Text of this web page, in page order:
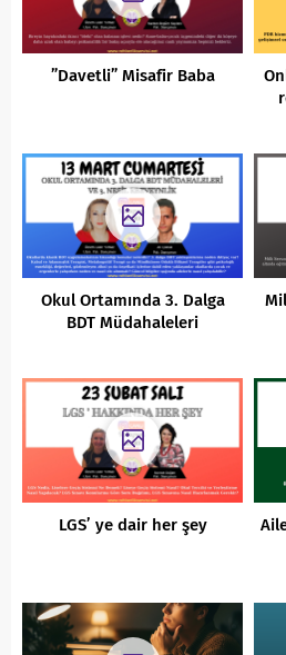
”Davetli” Misafir Baba
Okul Ortamında 3. Dalga
BDT Müdahaleleri
LGS’ ye dair her şey